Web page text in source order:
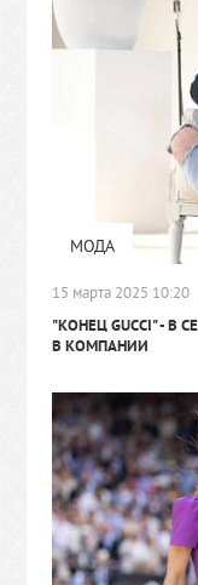
МОДА
15 марта 2025 10:20
"КОНЕЦ GUCCI"- В
В КОМПАНИИ